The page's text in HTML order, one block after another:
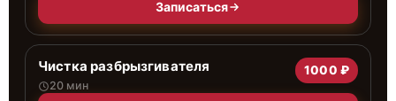
Записаться
Чистка разбрызгивателя
20 мин
1000 ₽